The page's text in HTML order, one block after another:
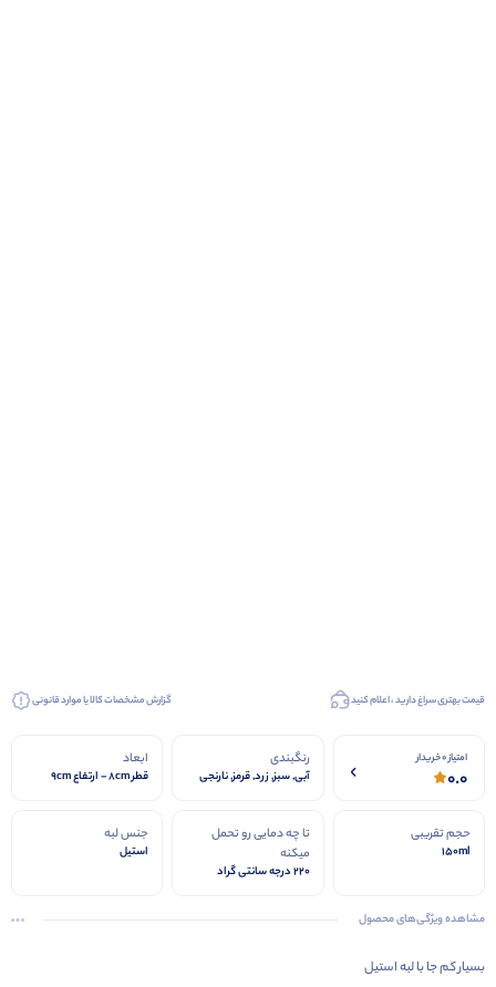
قیمت بهتری سراغ دارید ، اعلام کنید گزارش مشخصات کالا یا موارد قانونی
امتیاز 0 خریدار
0.0
رنگبندی
آبی, سبز, زرد, قرمز, نارنجی
ابعاد
قطر 8cm - ارتفاع 9cm
حجم تقریبی
150ml
تا چه دمایی رو تحمل
میکنه
220 درجه سانتی گراد
جنس لبه
استیل
مشاهده ویژگی‌های محصول
بسیار کم جا با لبه استیل